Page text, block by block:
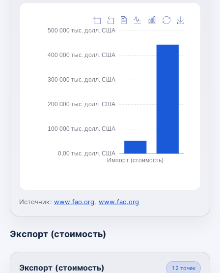
0,00 тыс. долл. США
100 000 тыс. долл. США
200 000 тыс. долл. США
300 000 тыс. долл. США
400 000 тыс. долл. США
500 000 тыс. долл. США
Импорт (стоимость)
Источник: www.fao.org, www.fao.org
Экспорт (стоимость)
Экспорт (стоимость) 12 точек